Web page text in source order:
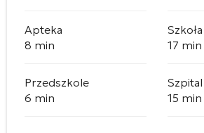
Apteka
8 min
Szkoła
17 min
Przedszkole
6 min
Szpital
15 min